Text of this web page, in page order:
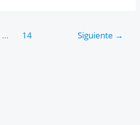
… 14 Siguiente →